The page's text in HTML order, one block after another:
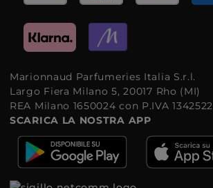
Marionnaud Parfumeries Italia S.r.l.
Largo Fiera Milano 5, 20017 Rho (MI)
REA Milano 1650024 con P.IVA
SCARICA LA NOSTRA APP